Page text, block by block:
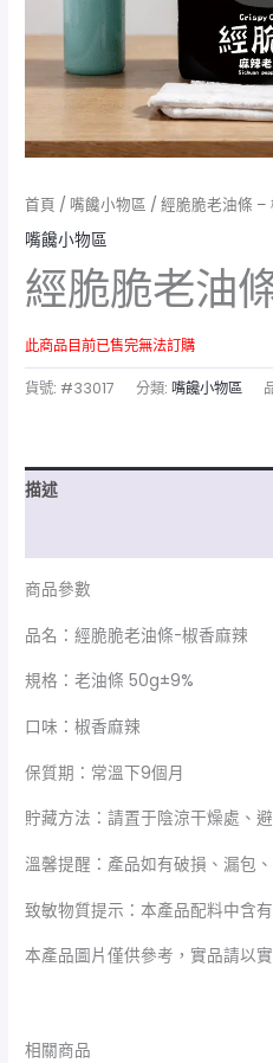
首頁 / 嘴饞小物區 / 經脆脆老油條 –
嘴饞小物區
經脆脆老油
此商品目前已售完無法訂購
貨號: #33017 分類:嘴饞小物區
描述
商品參數
品名：經脆脆老油條-椒香麻辣
規格：老油條 50g±9%
口味：椒香麻辣
保質期：常溫下9個月
貯藏方法：請置于陰涼干燥處、
溫馨提醒：產品如有破損、漏包
致敏物質提示：本產品配料中含
本產品圖片僅供參考，實品請以
相關商品